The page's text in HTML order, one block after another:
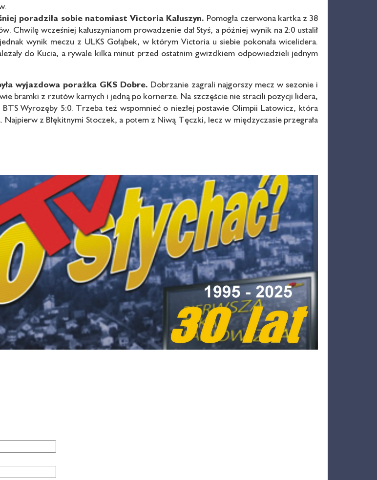
poradziła sobie natomiast Victoria Kałuszyn. Pomogła czerwona kartka z 38
Chwilę wcześniej kałuszynianom prowadzenie dał Styś, a później wynik na 2:0 ustalił
wynik meczu z ULKS Gołąbek, w którym Victoria u siebie pokonała wicelidera.
do Kucia, a rywale kilka minut przed ostatnim gwizdkiem odpowiedzieli jednym
wyjazdowa porażka GKS Dobre. Dobrzanie zagrali najgorszy mecz w sezonie i
bramki z rzutów karnych i jedną po kornerze. Na szczęście nie stracili pozycji lidera,
Wyrozęby 5:0. Trzeba też wspomnieć o niezłej postawie Olimpii Latowicz, która
z Błękitnymi Stoczek, a potem z Niwą Tęczki, lecz w międzyczasie przegrała